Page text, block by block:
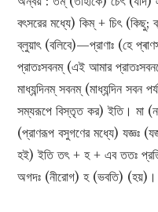
বৎসরের মধ্যে) কিম্ + চিৎ
ব্লুয়াৎ (বলিবে)—প্রাণাঃ (হে
প্রাতঃসবনম্ (এই আমার
মাধ্যন্দিনম্ সবনম্ (মাধ্যন্দিন
সম্যরূপে বিস্তৃত কর) ইতি। মা
(প্রাণরূপ বসুগণের মধ্যে) যজ্ঞঃ
হই) ইতি তৎ + হ + এব ততঃ
অগদঃ (নীরোগ) হ (ভবতি) (হয়)।